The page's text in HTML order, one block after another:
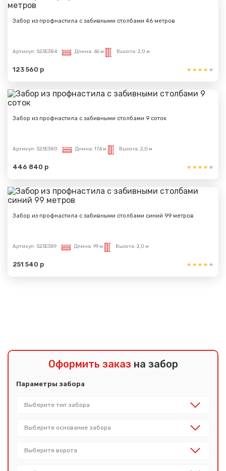
Забор из профнастила с забивными столбами 46 метров
Артикул: S23E384 Длина: 46 м Высота: 2,0 м
123 560 р
Забор из профнастила с забивными столбами 9 соток
Артикул: S23E380 Длина: 174 м Высота: 2,0 м
446 840 р
Забор из профнастила с забивными столбами синий 99 метров
Артикул: S23E389 Длина: 99 м Высота: 2,0 м
251 540 р
Оформить заказ на забор
Параметры забора